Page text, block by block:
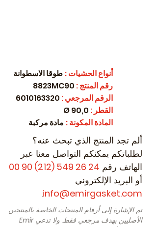
أنواع الحشيات: طوقا الاسطوانة
رقم المنتج:
الرقم المرجعي:
6010163320
القطر :
90,0 Ø
المادة المكونة: مادة مركبة
ألم تجد المنتج الذي تبحث عنه؟
لطلباتكم يمكنكم التواصل معنا عبر
الهاتف رقم 24 26 549 (212) 90 00
أو البريد الإلكتروني
info@emirgasket.com
.
تم الإشارة إلى أرقام المنتجات الخاصة بالمنتجين
الأصليين بهدف مرجعي فقط. ولا تدعيEmir